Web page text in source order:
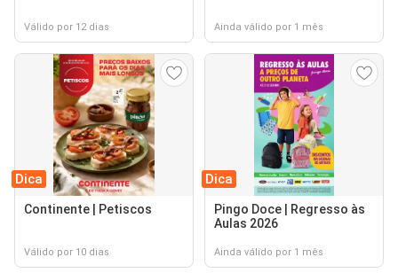
Válido por 12 dias Ainda válido por 1 mês
Dica
Continente | Petiscos
Válido por 10 dias
Dica
Pingo Doce | Regresso às
Aulas 2026
Ainda válido por 1 mês